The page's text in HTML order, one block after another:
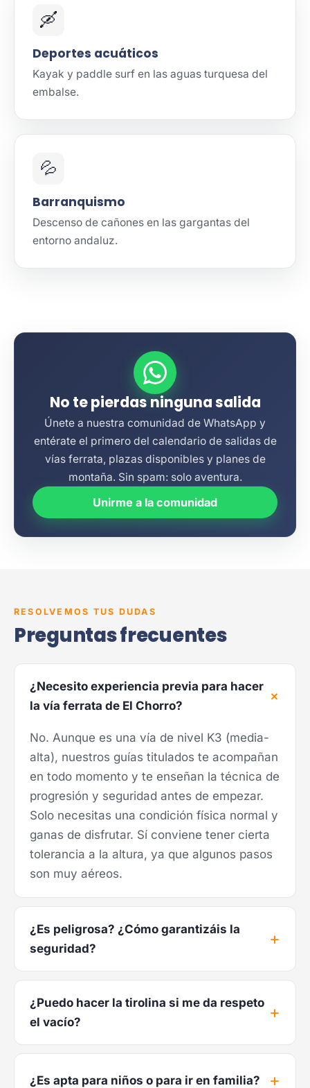
🛶
Deportes acuáticos
Kayak y paddle surf en las aguas turquesa del
embalse.
💦
Barranquismo
Descenso de cañones en las gargantas del
entorno andaluz.
No te pierdas ninguna salida
Únete a nuestra comunidad de WhatsApp y
entérate el primero del calendario de salidas de
vías ferrata, plazas disponibles y planes de
montaña. Sin spam: solo aventura.
Unirme a la comunidad
RESOLVEMOS TUS DUDAS
Preguntas frecuentes
¿Necesito experiencia previa para hacer
la vía ferrata de El Chorro?
No. Aunque es una vía de nivel K3 (media-
alta), nuestros guías titulados te acompañan
en todo momento y te enseñan la técnica de
progresión y seguridad antes de empezar.
Solo necesitas una condición física normal y
ganas de disfrutar. Sí conviene tener cierta
tolerancia a la altura, ya que algunos pasos
son muy aéreos.
¿Es peligrosa? ¿Cómo garantizáis la
seguridad?
¿Puedo hacer la tirolina si me da respeto
el vacío?
¿Es apta para niños o para ir en familia?